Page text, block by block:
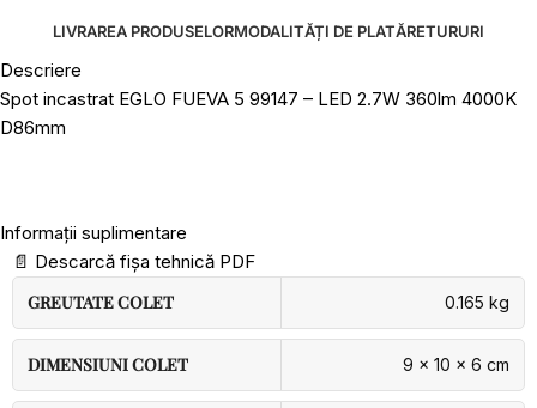
LIVRAREA PRODUSELORMODALITĂȚI DE PLATĂRETURURI
Descriere
Spot incastrat EGLO FUEVA 5 99147 – LED 2.7W 360lm 4000K
D86mm
Informații suplimentare
📄 Descarcă fișa tehnică PDF
GREUTATE COLET
0.165 kg
DIMENSIUNI COLET 9 × 10 × 6 cm